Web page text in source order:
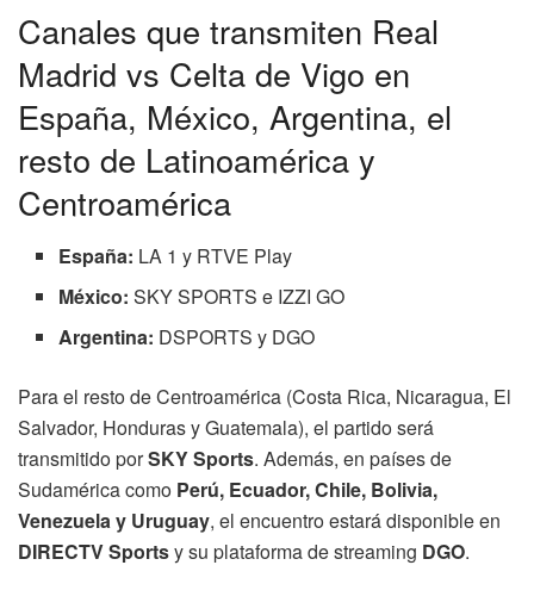
Canales que transmiten Real
Madrid vs Celta de Vigo en
España, México, Argentina, el
resto de Latinoamérica y
Centroamérica
España: LA 1 y RTVE Play
México: SKY SPORTS e IZZI GO
Argentina: DSPORTS y DGO
Para el resto de Centroamérica (Costa Rica, Nicaragua, El
Salvador, Honduras y Guatemala), el partido será
transmitido porSKY Sports. Además, en países de
Sudamérica como Perú, Ecuador, Chile, Bolivia,
Venezuela y Uruguay, el encuentro estará disponible en
DIRECTV Sportsy su plataforma de streaming DGO.